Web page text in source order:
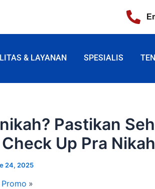
& LAYANAN SPESIALIS
Pastikan
Up Pra Nikah
24, 2025